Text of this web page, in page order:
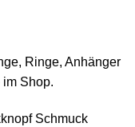
Ringe, Anhänger
Shop.
Schmuck